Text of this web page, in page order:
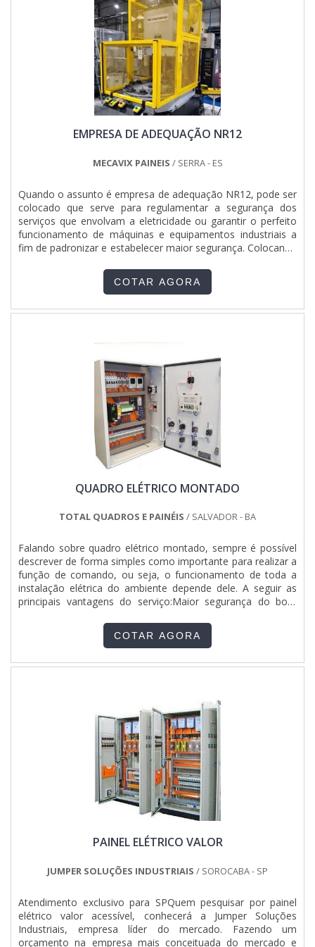
EMPRESA DE ADEQUAÇÃO NR12
MECAVIX PAINEIS / SERRA - ES
Quando o assunto é empresa de adequação NR12, pode ser
colocado que serve para regulamentar a segurança dos
serviços que envolvam a eletricidade ou garantir o perfeito
funcionamento de máquinas e equipamentos industriais a
fim de padronizar e estabelecer maior segurança. Colocando
profissionais competentes e especializados no ramo.O
SERVIÇO OFERECE DIVERSAS VANTAGENSPor outro lado, o
contemplam, c.
COTAR AGORA
QUADRO ELÉTRICO MONTADO
TOTAL QUADROS E PAINÉIS / SALVADOR - BA
Falando sobre quadro elétrico montado, sempre é possível
descrever de forma simples como importante para realizar a
função de comando, ou seja, o funcionamento de toda a
instalação elétrica do ambiente depende dele. A seguir as
principais vantagens do serviço:Maior segurança do bom
uma empresa;Proteção dos equipamentos e máquinas de
possíveis danos irreversíveis;Proteção do ambiente de riscos
sistema elétrico, sendo possível detectar falhas
O PRODUTOAlém disso, esses painéis protegem o sistema
contra a falta de fase, prevenindo possíveis erros de
manobra e protegendo a aparelhagem ligada a ele de
queimar ou definir a energia elétrica para cada máquina
(também informando a voltagem). Colocando de forma
simplista, é feito por um profissional da área elétrica, seja
um engenheiro ou técnico.Todavia, tem como ponto de
destaque na empregabilidade fatores como, auxiliar na
segurança no uso da eletricidade, sejam nas residências ou
grandes perdas econômicas, além de problemas elétricos no
energia da empresa.GARANTIA DE ALTA EFICIÊNCIA EM
empresa com colaboradores treinados pela Weg e uma
empresa que alia a qualidade dos serviços prestados com o
que há de melhor em produtos de automação e distribuição
de energia, qualificações construídas pela Total Quadros e
COTAR AGORA
PAINEL ELÉTRICO VALOR
JUMPER SOLUÇÕES INDUSTRIAIS / SOROCABA - SP
Atendimento exclusivo para SPQuem pesquisar por painel
elétrico valor acessível, conhecerá a Jumper Soluções
Industriais, empresa líder do mercado. Fazendo um
orçamento na empresa mais conceituada do mercado e